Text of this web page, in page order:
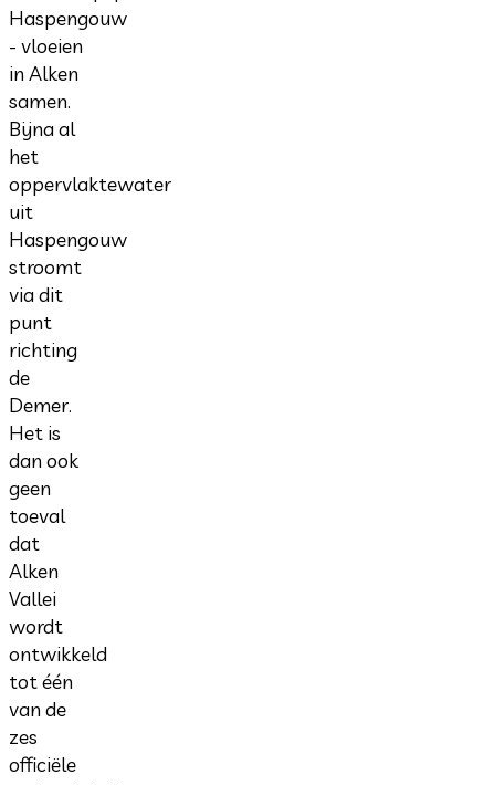
Haspengouw
- vloeien
in Alken
samen.
Bijna al
het
oppervlaktewater
uit
Haspengouw
stroomt
via dit
punt
richting
de
Demer.
Het is
dan ook
geen
toeval
dat
Alken
Vallei
wordt
ontwikkeld
tot één
van de
zes
officiële